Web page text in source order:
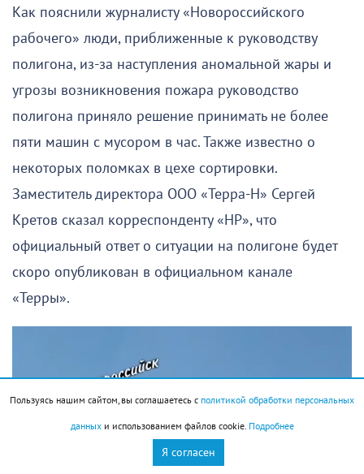
Как пояснили журналисту «Новороссийского
рабочего» люди, приближенные к руководству
полигона, из-за наступления аномальной жары и
угрозы возникновения пожара руководство
полигона приняло решение принимать не более
пяти машин с мусором в час. Также известно о
некоторых поломках в цехе сортировки.
Заместитель директора ООО «Терра-Н» Сергей
Кретов сказал корреспонденту «НР», что
официальный ответ о ситуации на полигоне будет
скоро опубликован в официальном канале
«Терры».
Пользуясь нашим сайтом, вы соглашаетесь с политикой обработки персональных
данныхи использованием файлов cookie. Подробнее
Я согласен